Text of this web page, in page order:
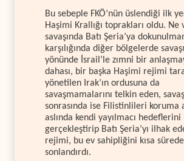
Bu sebeple FKÖ’nün üslendiği ilk
Haşimi Krallığı toprakları oldu. Ne
savaşında Batı Şeria’ya
karşılığında diğer bölgelerde
yönünde İsrail’le zımni bir
dahası, bir başka Haşimi rejimi
yönetilen Irak’ın ordusuna da
savaşmamalarını telkin eden, savaş
sonrasında ise Filistinlileri koruma
aslında kendi yayılmacı hedeflerini
gerçekleştirip Batı Şeria’yı ilhak
rejimi, bu ev sahipliğini kısa sürede
sonlandırdı.